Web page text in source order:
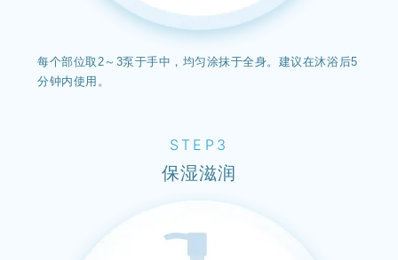
每个部位取2～3泵于手中，均匀涂抹于全身。建议在沐浴后5
分钟内使用。
STEP3
保湿滋润